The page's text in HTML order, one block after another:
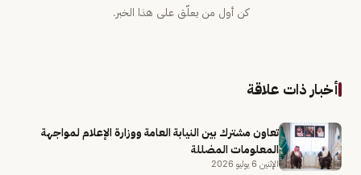
كن أول من يعلّق على هذا الخبر.
أخبار ذات علاقة
تعاون مشترك بين النيابة العامة ووزارة الإعلام لمواجهة
المعلومات المضللة
الإثنين 6 يوليو 2026